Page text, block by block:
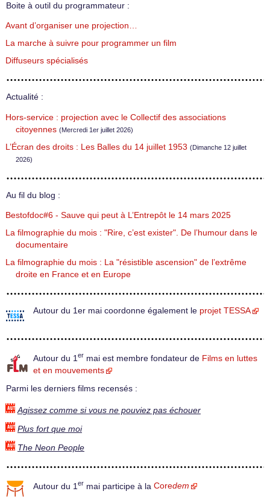
Boite à outil du programmateur :
Avant d’organiser une projection…
La marche à suivre pour programmer un film
Diffuseurs spécialisés
Actualité :
Hors-service : projection avec le Collectif des associations
citoyennes (Mercredi 1er juillet 2026)
L’Écran des droits : Les Balles du 14 juillet 1953 (Dimanche 12 juillet
2026)
Au fil du blog :
Bestofdoc#6 - Sauve qui peut à L’Entrepôt le 14 mars 2025
La filmographie du mois : "Rire, c’est exister". De l’humour dans le
documentaire
La filmographie du mois : La "résistible ascension" de l’extrême
droite en France et en Europe
Autour du 1er mai coordonne également le projet TESSA
Autour du 1 er mai est membre fondateur de Films en luttes
et en mouvements
Parmi les derniers films recensés :
Agissez comme si vous ne pouviez pas échouer
Plus fort que moi
The Neon People
Autour du 1 er mai participe à la Coredem